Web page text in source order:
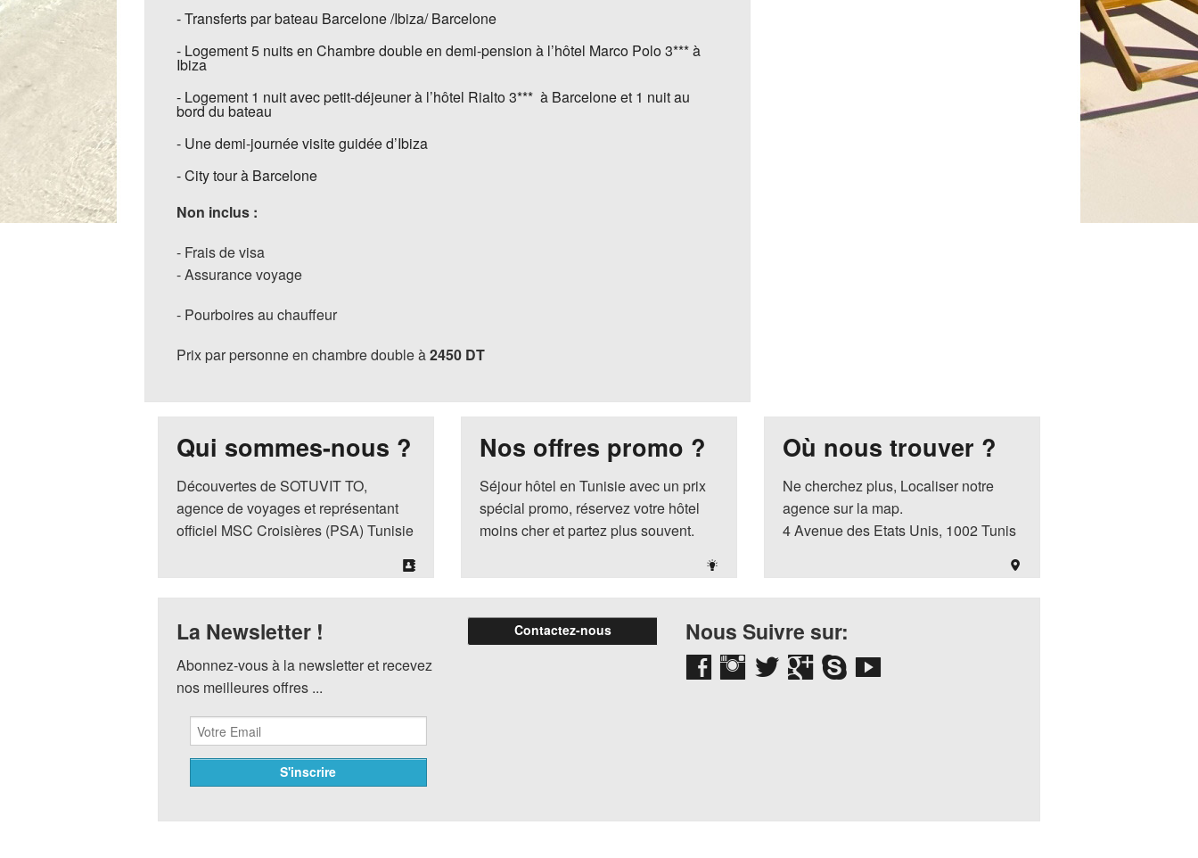
- Transferts par bateau Barcelone /Ibiza/ Barcelone
- Logement 5 nuits en Chambre double en demi-pension à l’hôtel Marco Polo 3*** à
Ibiza
- Logement 1 nuit avec petit-déjeuner à l’hôtel Rialto 3*** à Barcelone et 1 nuit au
bord du bateau
- Une demi-journée visite guidée d’Ibiza
- City tour à Barcelone
Non inclus :
- Frais de visa
- Assurance voyage
- Pourboires au chauffeur
Prix par personne en chambre double à2450 DT
Qui sommes-nous ?
Découvertes de SOTUVIT TO,
agence de voyages et représentant
officiel MSC Croisières (PSA) Tunisie
Nos offres promo ?
Séjour hôtel en Tunisie avec un prix
spécial promo, réservez votre hôtel
moins cher et partez plus souvent.
Où nous trouver ?
Ne cherchez plus, Localiser notre
agence sur la map.
4 Avenue des Etats Unis, 1002 Tunis
La Newsletter !
Abonnez-vous à la newsletter et recevez
nos meilleures offres ...
Contactez-nous Nous Suivre sur: